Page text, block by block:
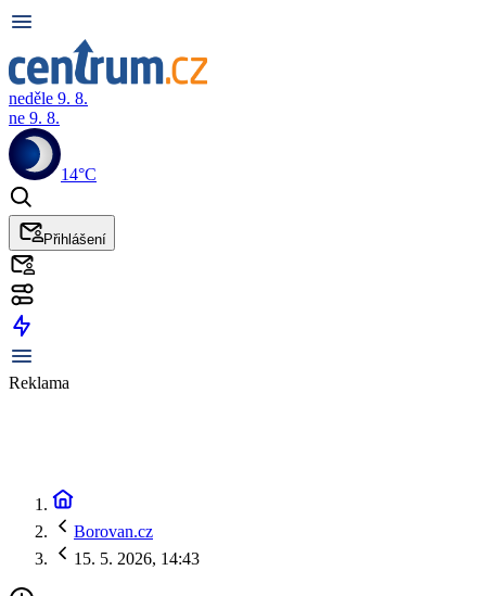
neděle 9. 8.
ne 9. 8.
14°C
Přihlášení
Reklama
Borovan.cz
15. 5. 2026, 14:43